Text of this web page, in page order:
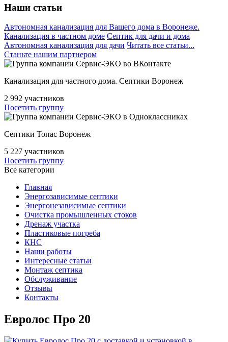
Наши статьи
Автономная канализация для Вашего дома в Воронеже.
Канализация в частном доме Септик для дачи и дома
Автономная канализация для дачи Читать все статьи...
Станьте нашим партнером
Канализация для частного дома. Септики Воронеж
2 992 участников
Посетить группу
Септики Топас Воронеж
5 227 участников
Посетить группу
Все категории
Главная
Энергозависимые септики
Энергонезависимые септики
Очистка промышленных стоков
Дренаж участка
Пластиковые погреба
КНС
Наши работы
Интересные статьи
Монтаж септика
Обслуживание
Отзывы
Контакты
Евролос Про 20